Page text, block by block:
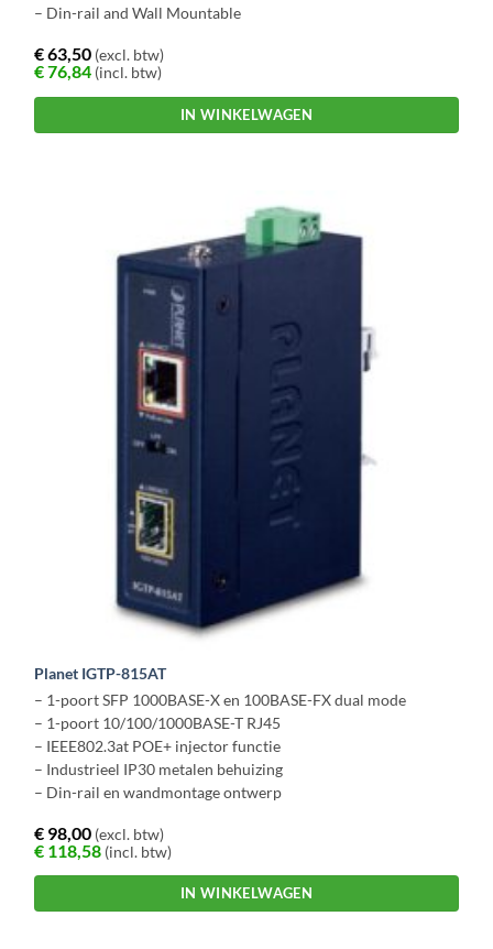
– Din-rail and Wall Mountable
€63,50 (excl. btw)
€76,84 (incl. btw)
IN WINKELWAGEN
Planet IGTP-815AT
– 1-poort SFP 1000BASE-X en 100BASE-FX dual mode
– 1-poort 10/100/1000BASE-T RJ45
– IEEE802.3at POE+ injector functie
– Industrieel IP30 metalen behuizing
– Din-rail en wandmontage ontwerp
€ 98,00 (excl. btw)
€ 118,58 (incl. btw)
IN WINKELWAGEN